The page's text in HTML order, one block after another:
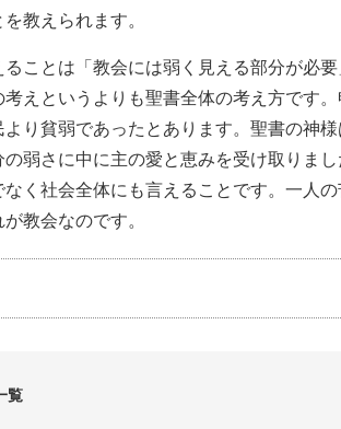
教えられます。
ことは「教会には弱く見える部分が必
えというよりも聖書全体の考え方です
り貧弱であったとあります。聖書の神
弱さに中に主の愛と恵みを受け取りま
く社会全体にも言えることです。一人
教会なのです。
覧